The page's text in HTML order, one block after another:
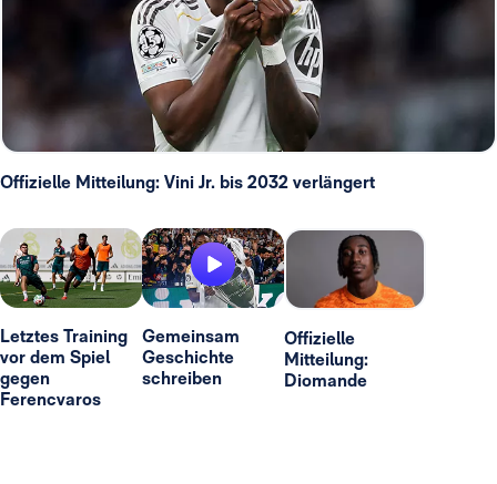
Offizielle Mitteilung: Vini Jr. bis 2032 verlängert
Letztes Training
vor dem Spiel
gegen
Ferencvaros
Gemeinsam
Geschichte
schreiben
Offizielle
Mitteilung:
Diomande